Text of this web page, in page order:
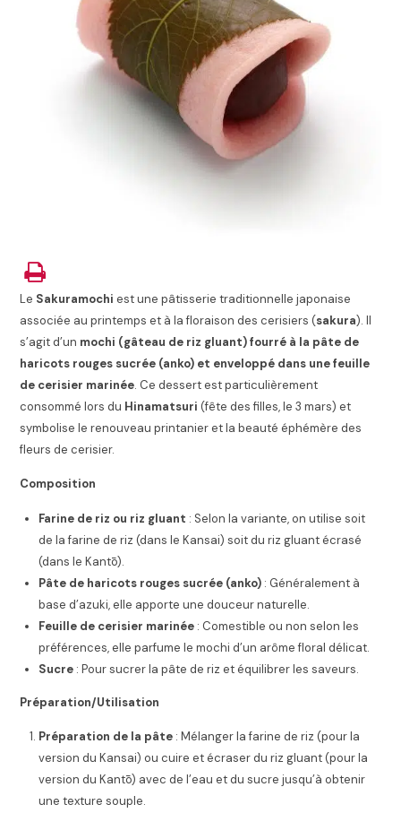
Le Sakuramochi est une pâtisserie traditionnelle japonaise
associée au printemps et à la floraison des cerisiers (sakura). Il
s’agit d’un mochi (gâteau de riz gluant) fourré à la pâte de
haricots rouges sucrée (anko) et enveloppé dans une feuille
de cerisier marinée. Ce dessert est particulièrement
consommé lors du Hinamatsuri (fête des filles, le 3 mars) et
symbolise le renouveau printanier et la beauté éphémère des
fleurs de cerisier.
Composition
Farine de riz ou riz gluant : Selon la variante, on utilise soit
de la farine de riz (dans le Kansai) soit du riz gluant écrasé
(dans le Kantō).
Pâte de haricots rouges sucrée (anko) : Généralement à
base d’azuki, elle apporte une douceur naturelle.
Feuille de cerisier marinée : Comestible ou non selon les
préférences, elle parfume le mochi d’un arôme floral délicat.
Sucre : Pour sucrer la pâte de riz et équilibrer les saveurs.
Préparation/Utilisation
Préparation de la pâte : Mélanger la farine de riz (pour la
version du Kansai) ou cuire et écraser du riz gluant (pour la
version du Kantō) avec de l’eau et du sucre jusqu’à obtenir
une texture souple.